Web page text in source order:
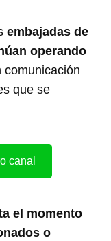
embajadas de
operando
comunicación
que se
canal
el momento
o